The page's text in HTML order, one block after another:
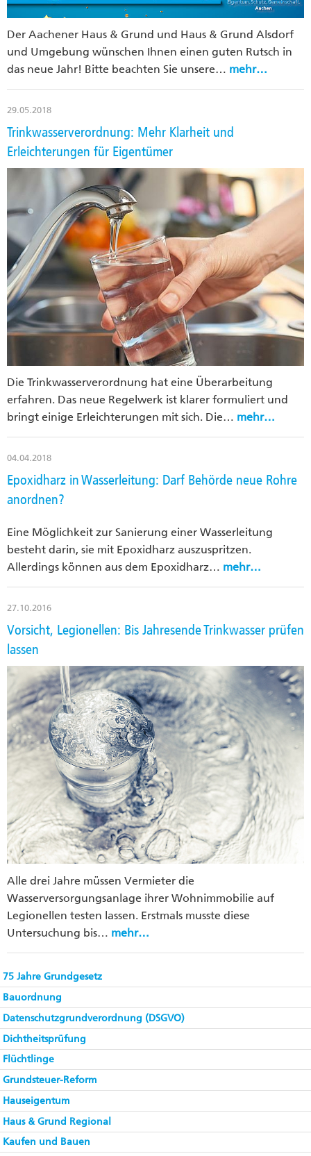
Der Aachener Haus & Grund und Haus & Grund Alsdorf
und Umgebung wünschen Ihnen einen guten Rutsch in
das neue Jahr! Bitte beachten Sie unsere… mehr…
29.05.2018
Trinkwasserverordnung: Mehr Klarheit und
Erleichterungen für Eigentümer
Die Trinkwasserverordnung hat eine Überarbeitung
erfahren. Das neue Regelwerk ist klarer formuliert und
bringt einige Erleichterungen mit sich. Die… mehr…
04.04.2018
Epoxidharz in Wasserleitung: Darf Behörde neue Rohre
anordnen?
Eine Möglichkeit zur Sanierung einer Wasserleitung
besteht darin, sie mit Epoxidharz auszuspritzen.
Allerdings können aus dem Epoxidharz… mehr…
27.10.2016
Vorsicht, Legionellen: Bis Jahresende Trinkwasser prüfen
lassen
Alle drei Jahre müssen Vermieter die
Wasserversorgungsanlage ihrer Wohnimmobilie auf
Legionellen testen lassen. Erstmals musste diese
Untersuchung bis… mehr…
75 Jahre Grundgesetz
Bauordnung
Datenschutzgrundverordnung (DSGVO)
Dichtheitsprüfung
Flüchtlinge
Grundsteuer-Reform
Hauseigentum
Haus & Grund Regional
Kaufen und Bauen